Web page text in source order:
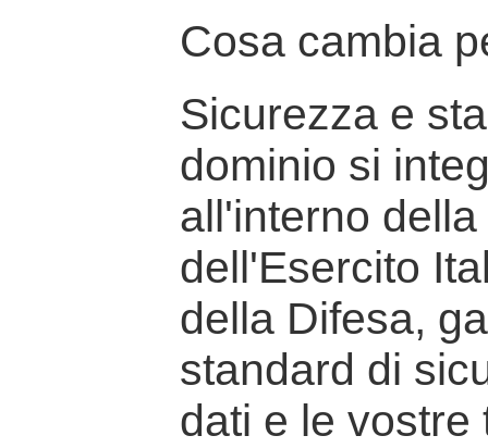
Cosa cambia
Sicurezza e
dominio si
all'interno
dell'Esercito
della Difesa,
standard di
dati e le vostre